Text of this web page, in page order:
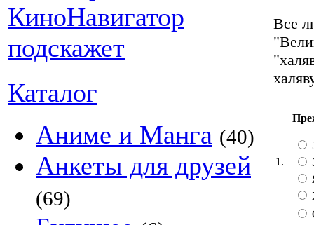
Каталог
Аниме и Манга (40)
Анкеты для друзей
(69)
Все
1.